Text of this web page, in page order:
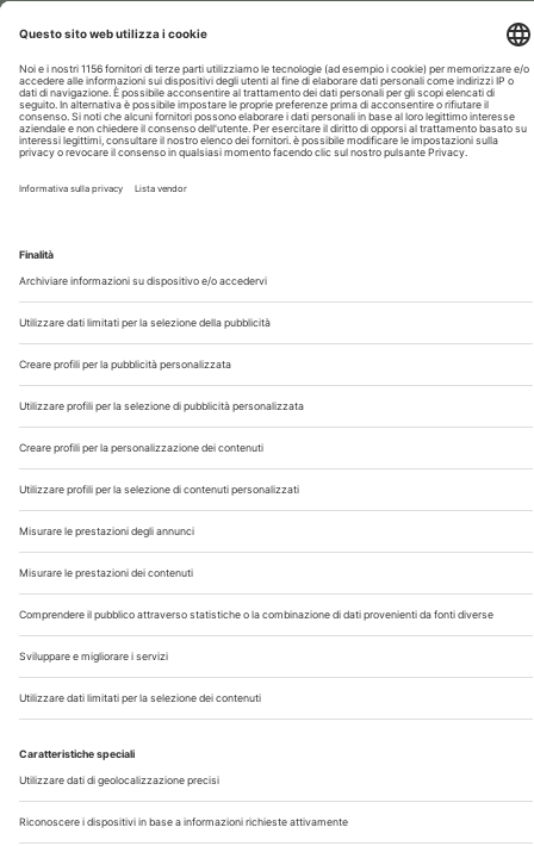
Chi Siamo
Contatti
Note Legali
Privacy
©2026 Edra S.p.a | www.edraspa.it | P.iva 08056040960
| Tel. 02/881841 | Sede legale: Viale Enrico Forlanini 21 -
20134 Milano (Italy)
Registrazione Tribunale di Milano n° 5578/2022 del
5/05/2022